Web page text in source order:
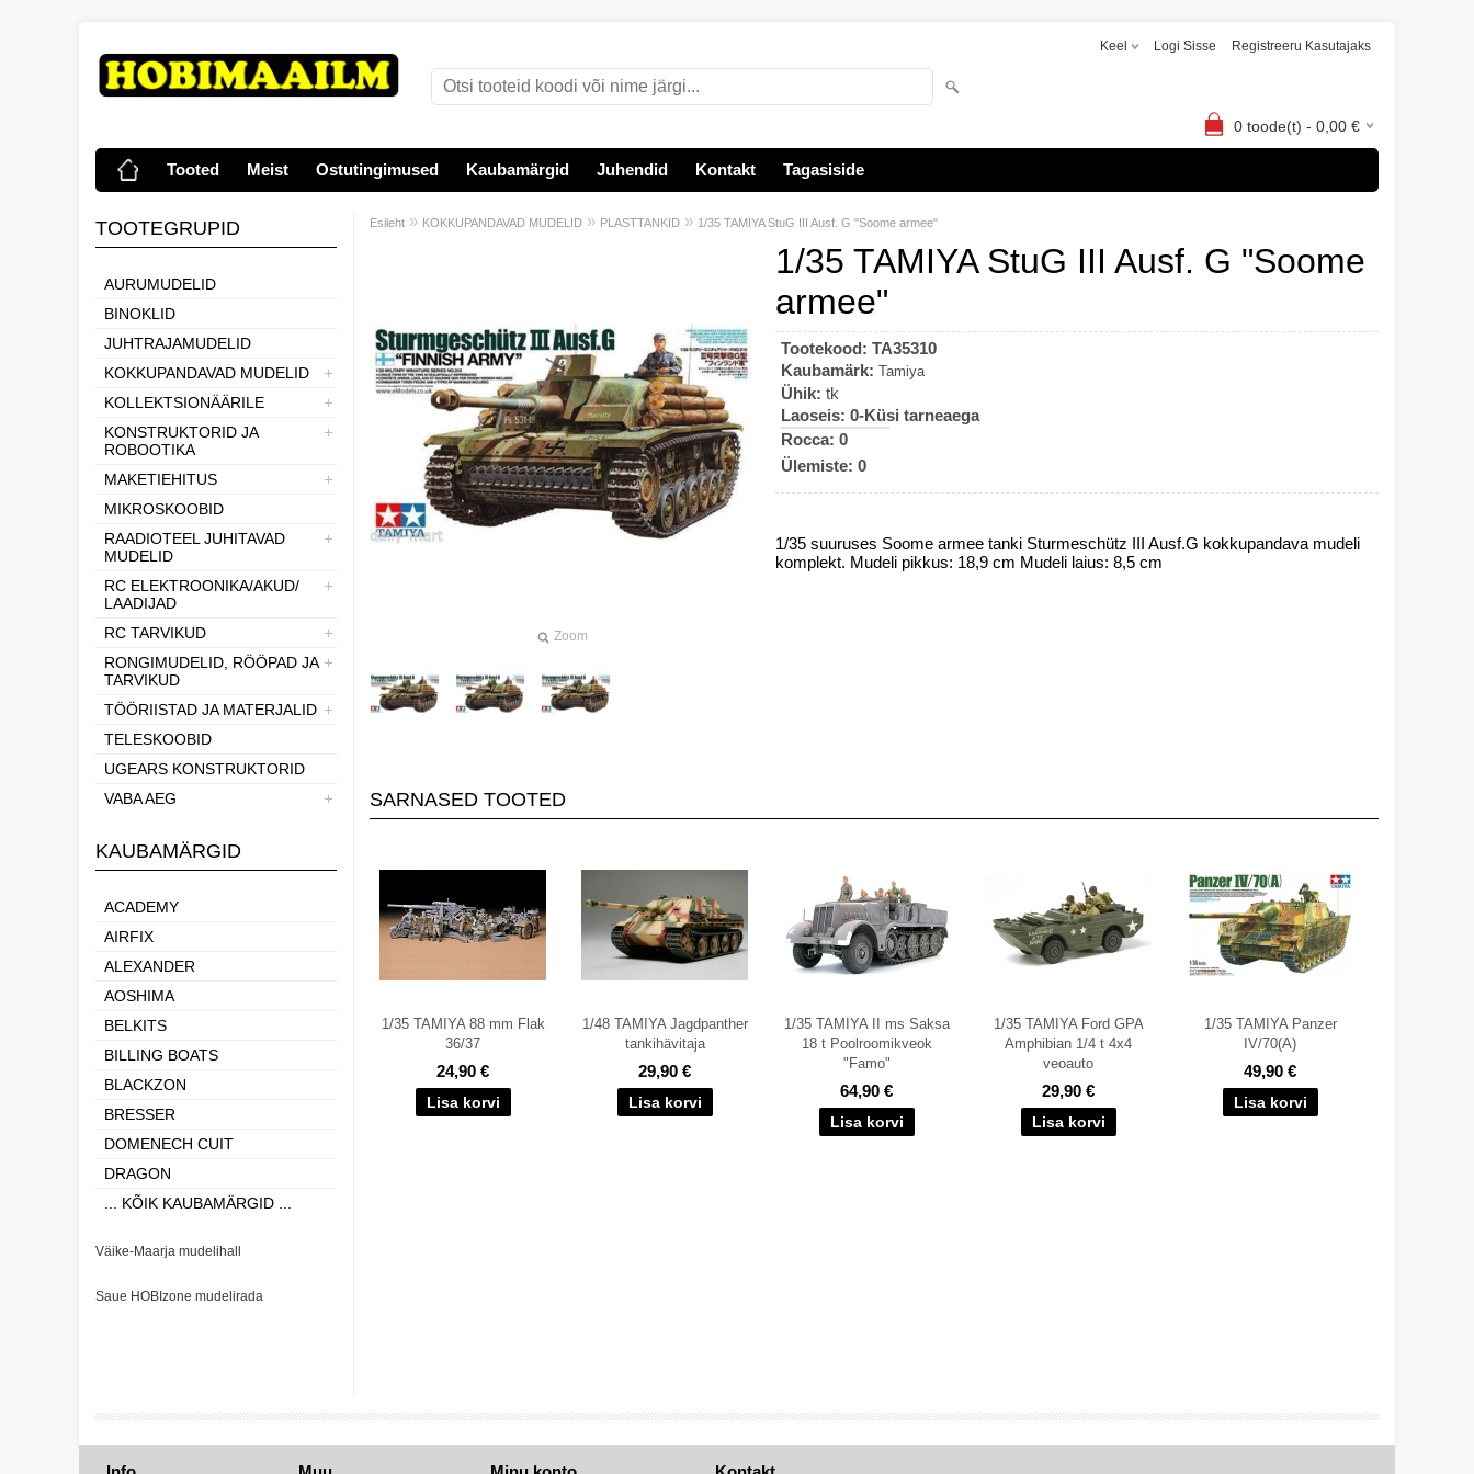
Keel Logi Sisse Registreeru Kasutajaks
0 toode(t) - 0,00 €
Tooted Meist Ostutingimused Kaubamärgid Juhendid Kontakt Tagasiside
TOOTEGRUPID
AURUMUDELID
BINOKLID
JUHTRAJAMUDELID
KOKKUPANDAVAD MUDELID
KOLLEKTSIONÄÄRILE
KONSTRUKTORID JA
ROBOOTIKA
MAKETIEHITUS
MIKROSKOOBID
RAADIOTEEL JUHITAVAD
MUDELID
RC ELEKTROONIKA/AKUD/
LAADIJAD
RC TARVIKUD
RONGIMUDELID, RÖÖPAD JA
TARVIKUD
TÖÖRIISTAD JA MATERJALID
TELESKOOBID
UGEARS KONSTRUKTORID
VABA AEG
KAUBAMÄRGID
ACADEMY
AIRFIX
ALEXANDER
AOSHIMA
BELKITS
BILLING BOATS
BLACKZON
BRESSER
DOMENECH CUIT
DRAGON
... KÕIK KAUBAMÄRGID ...
Väike-Maarja mudelihall
Saue HOBIzone mudelirada
Esileht » KOKKUPANDAVAD MUDELID » PLASTTANKID » 1/35 TAMIYA StuG III Ausf. G "Soome armee"
Zoom
1/35 TAMIYA StuG III Ausf. G "Soome
armee"
Tootekood: TA35310
Kaubamärk: Tamiya
Ühik: tk
Laoseis: 0-Küsi tarneaega
Rocca: 0
Ülemiste: 0
1/35 suuruses Soome armee tanki Sturmeschütz III Ausf.G kokkupandava mudeli
komplekt. Mudeli pikkus: 18,9 cm Mudeli laius: 8,5 cm
SARNASED TOOTED
1/35 TAMIYA 88 mm Flak
36/37
24,90 €
1/48 TAMIYA Jagdpanther
tankihävitaja
29,90 €
1/35 TAMIYA II ms Saksa
18 t Poolroomikveok
"Famo"
64,90 €
1/35 TAMIYA Ford GPA
Amphibian 1/4 t 4x4
veoauto
29,90 €
1/35 TAMIYA Panzer
IV/70(A)
49,90 €